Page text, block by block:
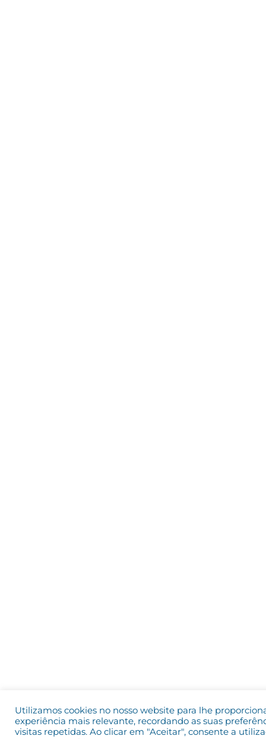
Utilizamos cookies no nosso website para lhe
experiência mais relevante, recordando as suas
visitas repetidas. Ao clicar em "Aceitar", consente a